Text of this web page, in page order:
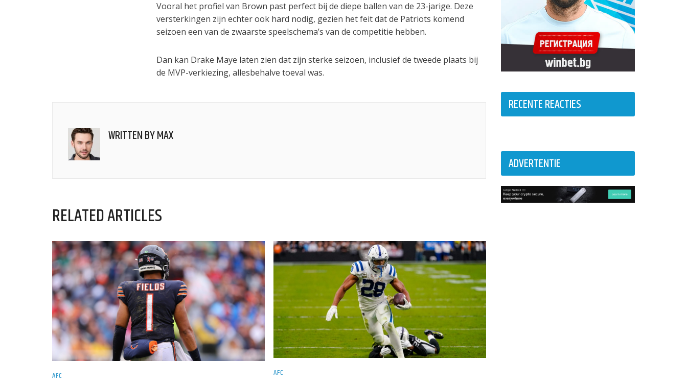
Vooral het profiel van Brown past perfect bij de diepe ballen van de 23-jarige. Deze
versterkingen zijn echter ook hard nodig, gezien het feit dat de Patriots komend
seizoen een van de zwaarste speelschema’s van de competitie hebben.
Dan kan Drake Maye laten zien dat zijn sterke seizoen, inclusief de tweede plaats bij
de MVP-verkiezing, allesbehalve toeval was.
WRITTEN BYMAX
RELATED ARTICLES
AFC AFC
RECENTE REACTIES
ADVERTENTIE